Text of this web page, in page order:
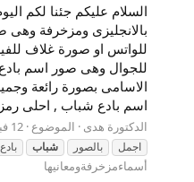
السلام عليكم جئنا لكم
بالانجليزى ومزخرفة
للواتس او صورة غلاف
للجوال وهى صور اسم
الاسامى بصورة رائعة
اسم بادع شباب , احلى
الدكتورة هدى الموضوع 12 فبراير 2016
اجمل
بالصور شباب بادع
أسماءمزخرفةومعانيها